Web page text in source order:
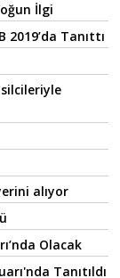
İlgi
2019’da Tanıttı
alıyor
Olacak
Tanıtıldı